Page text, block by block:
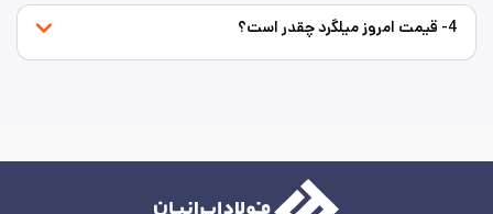
4- قیمت امروز میلگرد چقدر است؟